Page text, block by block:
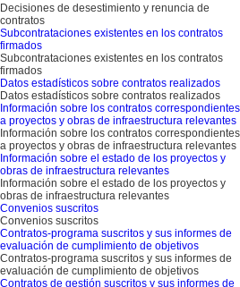
Decisiones de desestimiento y renuncia de
contratos
Subcontrataciones existentes en los contratos
firmados
Subcontrataciones existentes en los contratos
firmados
Datos estadísticos sobre contratos realizados
Datos estadísticos sobre contratos realizados
Información sobre los contratos correspondientes
a proyectos y obras de infraestructura relevantes
Información sobre los contratos correspondientes
a proyectos y obras de infraestructura relevantes
Información sobre el estado de los proyectos y
obras de infraestructura relevantes
Información sobre el estado de los proyectos y
obras de infraestructura relevantes
Convenios suscritos
Convenios suscritos
Contratos-programa suscritos y sus informes de
evaluación de cumplimiento de objetivos
Contratos-programa suscritos y sus informes de
evaluación de cumplimiento de objetivos
Contratos de gestión suscritos y sus informes de